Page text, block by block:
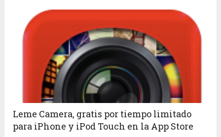
Leme Camera, gratis por tiempo limitado
para iPhone y iPod Touch en la App Store